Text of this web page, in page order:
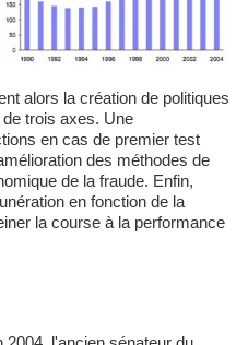
trois axes. Une
en cas de premier test
des méthodes de
de la fraude. Enfin,
en fonction de la
la course à la performance